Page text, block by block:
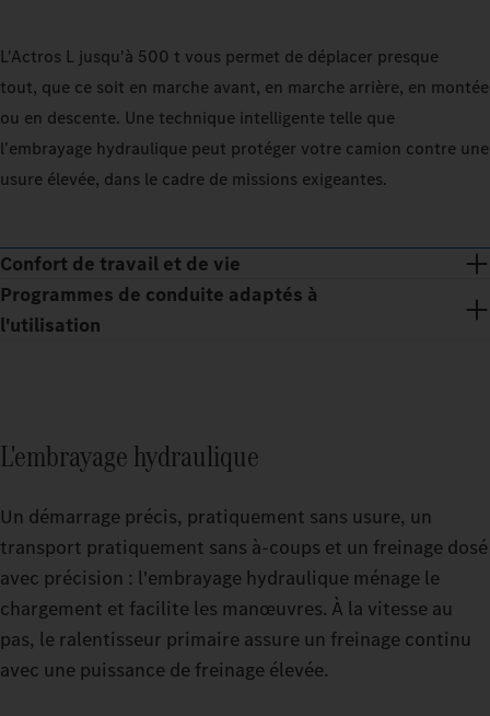
L'Actros L jusqu'à 500 t vous permet de déplacer presque
tout, que ce soit en marche avant, en marche arrière, en montée
ou en descente. Une technique intelligente telle que
l'embrayage hydraulique peut protéger votre camion contre une
usure élevée, dans le cadre de missions exigeantes.
Confort de travail et de vie
Des pauses reposantes, même lors de tournées éprouvantes :
avec la cabine GigaSpace et la cabine BigSpace, vous avez le
choix entre deux options spacieuses.
Programmes de conduite adaptés à
l'utilisation
Des modes de conduite sélectionnables vous permettent de
L'embrayage hydraulique
Un démarrage précis, pratiquement sans usure, un
transport pratiquement sans à‑coups et un freinage dosé
avec précision : l'embrayage hydraulique ménage le
chargement et facilite les manœuvres. À la vitesse au
pas, le ralentisseur primaire assure un freinage continu
avec une puissance de freinage élevée.